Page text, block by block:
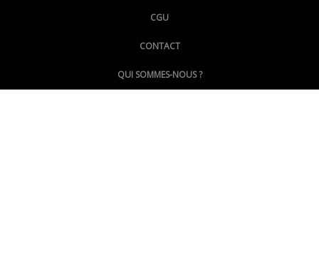
@LePoingMontpellier
CGU
CONTACT
QUI SOMMES-NOUS ?